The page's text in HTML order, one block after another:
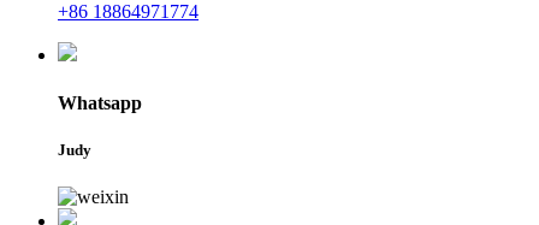
+86 18864971774
Whatsapp
Judy